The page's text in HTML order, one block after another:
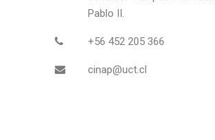
Pablo II.
+56 452 205 366
cinap@uct.cl